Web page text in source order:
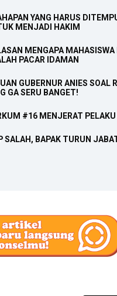
YANG HARUS
MENJADI HAKIM
MENGAPA
PACAR IDAMAN
GUBERNUR ANIES SOAL
GA SERU BANGET!
#16 MENJERAT
SALAH, BAPAK TURUN